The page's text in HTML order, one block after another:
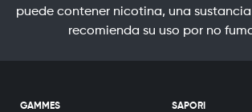
puede contener nicotina, una
recomienda su uso por no
GAMMES SAPORI